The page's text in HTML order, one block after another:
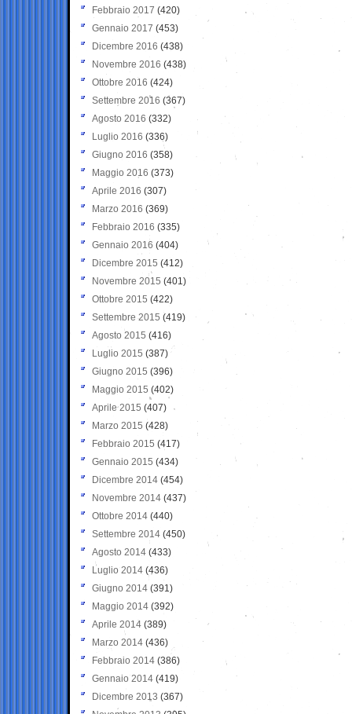
Febbraio 2017 (420)
Gennaio 2017 (453)
Dicembre 2016 (438)
Novembre 2016 (438)
Ottobre 2016 (424)
Settembre 2016 (367)
Agosto 2016 (332)
Luglio 2016 (336)
Giugno 2016 (358)
Maggio 2016 (373)
Aprile 2016 (307)
Marzo 2016 (369)
Febbraio 2016 (335)
Gennaio 2016 (404)
Dicembre 2015 (412)
Novembre 2015 (401)
Ottobre 2015 (422)
Settembre 2015 (419)
Agosto 2015 (416)
Luglio 2015 (387)
Giugno 2015 (396)
Maggio 2015 (402)
Aprile 2015 (407)
Marzo 2015 (428)
Febbraio 2015 (417)
Gennaio 2015 (434)
Dicembre 2014 (454)
Novembre 2014 (437)
Ottobre 2014 (440)
Settembre 2014 (450)
Agosto 2014 (433)
Luglio 2014 (436)
Giugno 2014 (391)
Maggio 2014 (392)
Aprile 2014 (389)
Marzo 2014 (436)
Febbraio 2014 (386)
Gennaio 2014 (419)
Dicembre 2013 (367)